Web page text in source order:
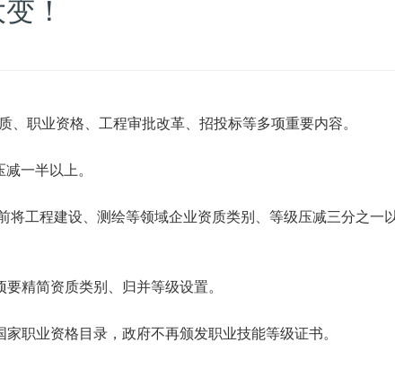
！
、职业资格、工程审批改革、招投标等多项重要内容。
减一半以上。
将工程建设、测绘等领域企业资质类别、等级压减三分之一
精简资质类别、归并等级设置。
职业资格目录，政府不再颁发职业技能等级证书。